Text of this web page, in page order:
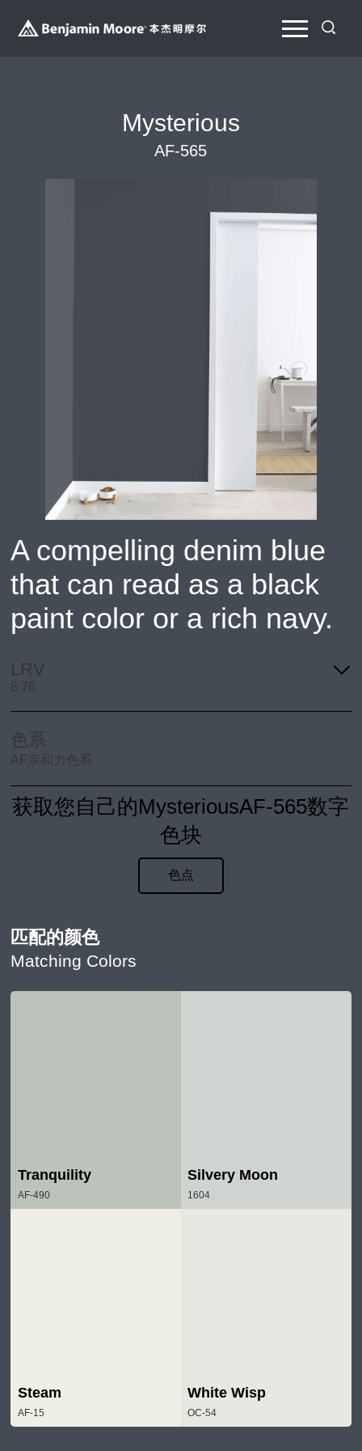
Mysterious
AF-565
A compelling denim blue
that can read as a black
paint color or a rich navy.
LRV
8.76
色系
AF亲和力色系
获取您自己的MysteriousAF-565数字
色块
色点
匹配的颜色
Matching Colors
Tranquility
AF-490
Silvery Moon
1604
Steam
AF-15
White Wisp
OC-54